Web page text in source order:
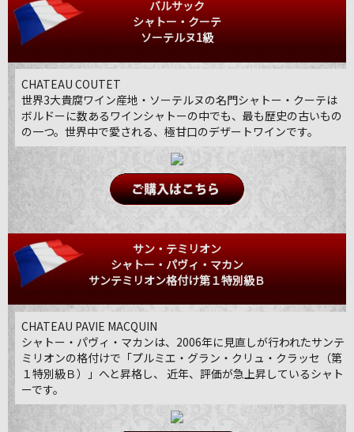
バルサック
シャトー・クーテ
ソーテルヌ1級
CHATEAU COUTET
世界3大貴腐ワイン産地・ソーテルヌの名門シャトー・クーテは
ボルドーに数あるワインシャトーの中でも、最も歴史の古いもの
の一つ。世界中で愛される、極甘口のデザートワインです。
サン・テミリオン
シャトー・パヴィ・マカン
サンテミリオン格付け第１特別級Ｂ
CHATEAU PAVIE MACQUIN
シャトー・パヴィ・マカンは、2006年に見直しが行われたサンテ
ミリオンの格付けで「プルミエ・グラン・クリュ・クラッセ（第
１特別級Ｂ）」へと昇格し、 近年、評価が急上昇しているシャト
ーです。